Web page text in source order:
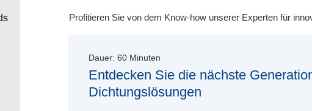
Profitieren Sie von dem Know-how unserer Experten für
Dauer: 60 Minuten
Entdecken Sie die nächste
Dichtungslösungen